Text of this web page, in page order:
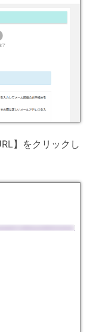
】をクリックし